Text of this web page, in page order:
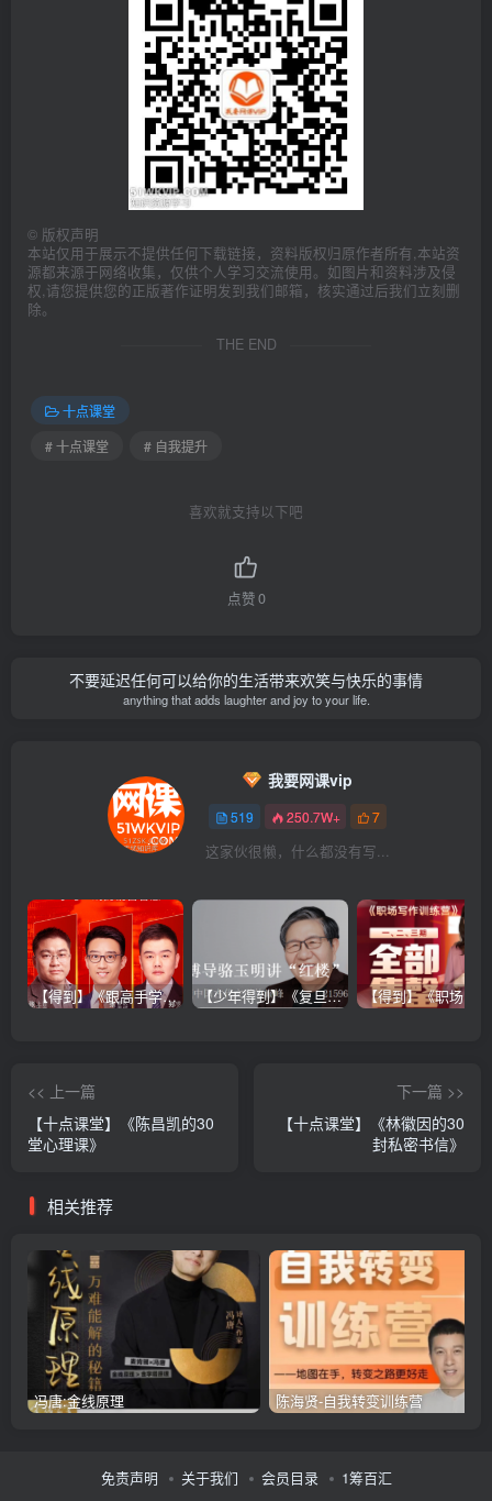
© 版权声明
本站仅用于展示不提供任何下载链接，资料版权归原作者所有,本站资
源都来源于网络收集，仅供个人学习交流使用。如图片和资料涉及侵
权,请您提供您的正版著作证明发到我们邮箱，核实通过后我们立刻删
除。
THE END
十点课堂
# 十点课堂
# 自我提升
喜欢就支持以下吧
点赞0
不要延迟任何可以给你的生活带来欢笑与快乐的事情
anything that adds laughter and joy to your life.
我要网课vip
519 250.7W+ 7
这家伙很懒，什么都没有写...
【得到】《跟高手学销售系列课》 【少年得到】《复旦博导骆玉明讲“红楼”》
<< 上一篇
【十点课堂】《陈昌凯的30
堂心理课》
下一篇 >>
【十点课堂】《林徽因的30
封私密书信》
相关推荐
冯唐:金线原理 陈海贤-自我转变训练营
免责声明 关于我们 会员目录 1筹百汇